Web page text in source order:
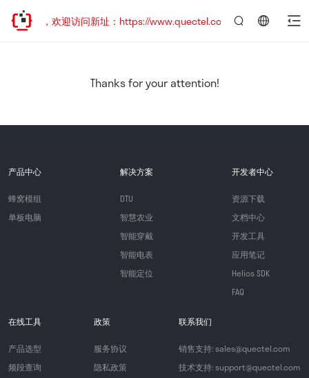
已迁移，欢迎访问新址：https://www.quectel.com.cn
Thanks for your attention!
产品中心
蜂窝模组
单板电脑
解决方案
DTU
智慧农业
智能穿戴
智能电表
智能定位
开发者中心
资源下载
文档中心
开发工具
应用笔记
Helios SDK
FAQ
在线工具
产品选型
频段查询
政策
服务协议
隐私政策
联系我们
销售支持: sales@quectel.com
技术支持: support@quectel.com